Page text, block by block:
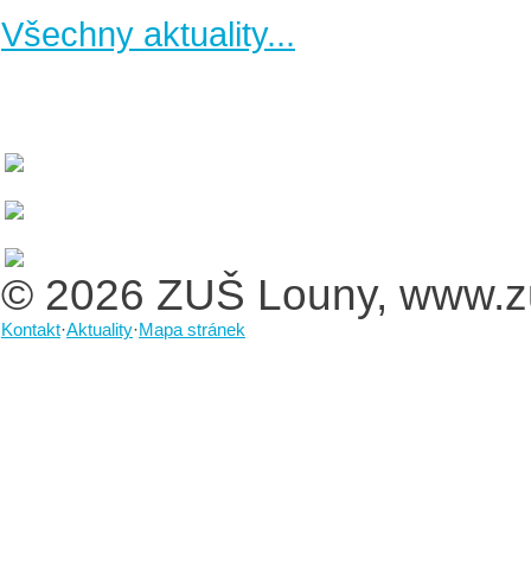
Všechny aktuality...
© 2026 ZUŠ Louny,
Kontakt·Aktuality·Mapa stránek